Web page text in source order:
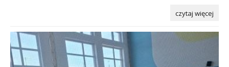
czytaj więcej